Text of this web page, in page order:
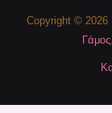
Copyright © 2026
Γάμος,